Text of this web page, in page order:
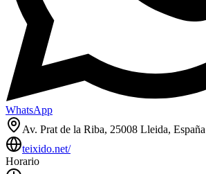
WhatsApp
Av. Prat de la Riba, 25008 Lleida, España
teixido.net/
Horario